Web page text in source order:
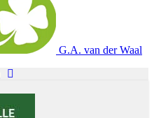
G.A. van der Waal